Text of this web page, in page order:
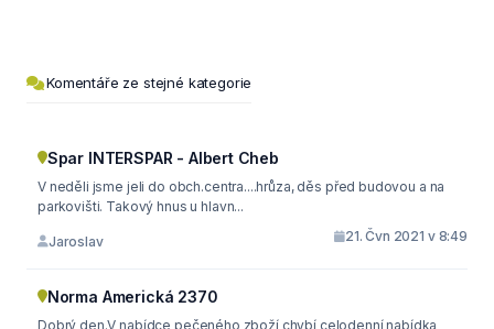
Komentáře ze stejné kategorie
Spar INTERSPAR - Albert Cheb
V neděli jsme jeli do obch.centra....hrůza, děs před budovou a na
parkovišti. Takový hnus u hlavn...
Jaroslav 21. Čvn 2021 v 8:49
Norma Americká 2370
Dobrý den.V nabídce pečeného zboží chybí celodenní nabídka